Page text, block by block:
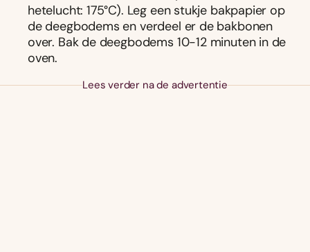
hetelucht: 175°C). Leg een stukje bakpapier op
de deegbodems en verdeel er de bakbonen
over. Bak de deegbodems 10-12 minuten in de
oven.
Lees verder na de advertentie